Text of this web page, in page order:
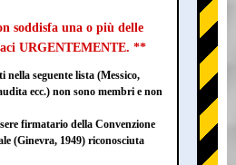
soddisfa una o più delle
URGENTEMENTE. **
nella seguente lista (Messico,
ecc.) non sono membri e non
firmatario della Convenzione
(Ginevra, 1949) riconosciuta